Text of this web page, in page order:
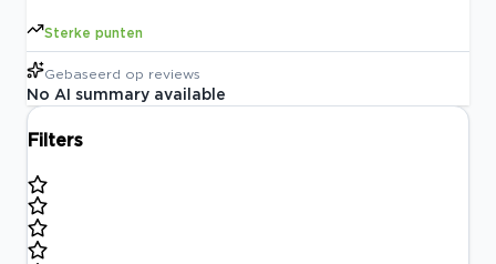
Sterke punten
Gebaseerd op reviews
No AI summary available
Filters